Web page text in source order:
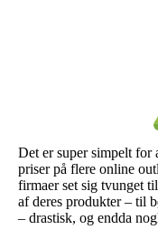
Det er super simpelt for
priser på flere online
firmaer set sig tvunget
af deres produkter – til
– drastisk, og endda